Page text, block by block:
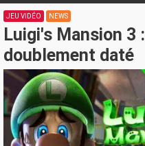
JEU VIDÉO NEWS
Luigi's Mansion 3
doublement daté